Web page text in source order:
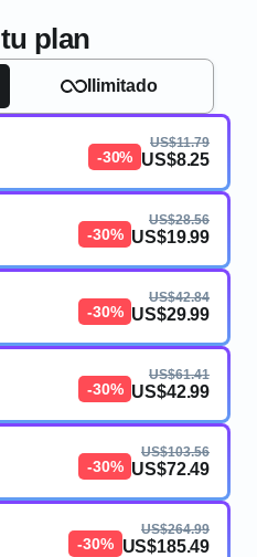
plan
Ilimitado
-30%
US$11.79
US$8.25
-30%
US$28.56
US$19.99
-30%
US$42.84
US$29.99
-30%
US$61.41
US$42.99
-30%
US$103.56
US$72.49
-30%
US$264.99
US$185.49